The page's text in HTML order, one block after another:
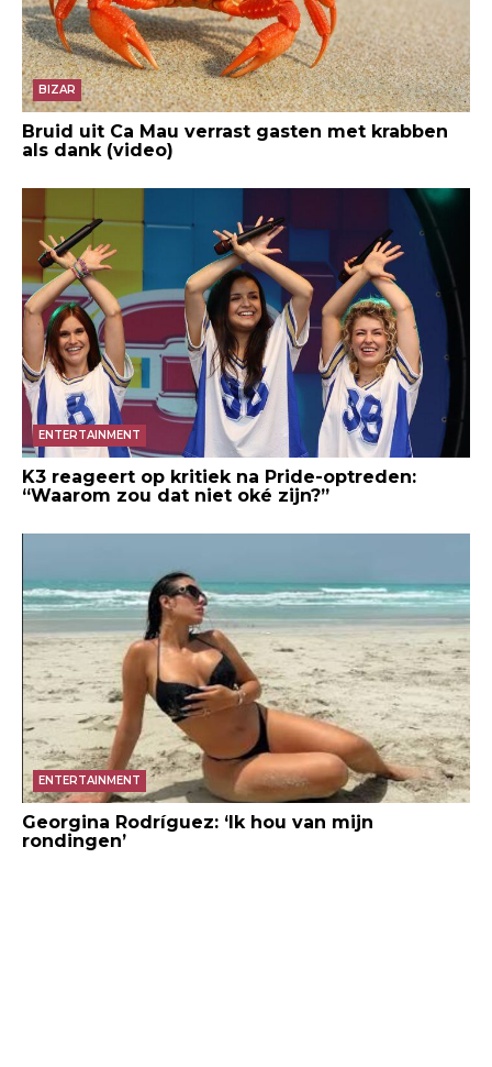
BIZAR
Bruid uit Ca Mau verrast gasten met krabben
als dank (video)
ENTERTAINMENT
K3 reageert op kritiek na Pride-optreden:
“Waarom zou dat niet oké zijn?”
ENTERTAINMENT
Georgina Rodríguez: ‘Ik hou van mijn
rondingen’